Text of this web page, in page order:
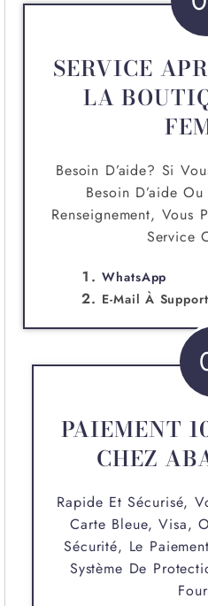
SERVICE
LA
Besoin D’aide? Si
Besoin D’aide
Renseignement, Vous
Service
WhatsApp
E-Mail À
PAIEMENT
CHEZ
Rapide Et Sécurisé,
Carte Bleue, Visa,
Sécurité, Le
Système De